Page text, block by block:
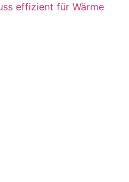
effizient für Wärme